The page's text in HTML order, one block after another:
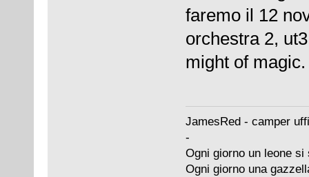
faremo il 12
orchestra 2,
might of magic.
JamesRed - camper
-
Ogni giorno un leone
Ogni giorno una